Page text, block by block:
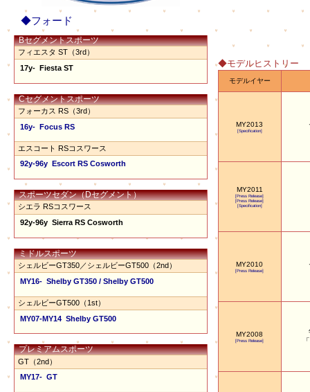
◆フォード
Bセグメントスポーツ
フィエスタ ST（3rd）
17y- Fiesta ST
Cセグメントスポーツ
フォーカス RS（3rd）
16y- Focus RS
エスコート RSコスワース
92y-96y Escort RS Cosworth
スポーツセダン（Dセグメント）
シエラ RSコスワース
92y-96y Sierra RS Cosworth
ミドルスポーツ
シェルビーGT350／シェルビーGT500（2nd）
MY16- Shelby GT350 / Shelby GT500
シェルビーGT500（1st）
MY07-MY14 Shelby GT500
プレミアムスポーツ
GT（2nd）
MY17- GT
◆モデルヒストリー
モデルイヤー
MY2013
[Specification]
MY2011
[Press Release]
[Press Release]
[Specification]
MY2010
[Press Release]
MY2008
[Press Release]